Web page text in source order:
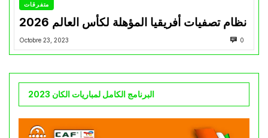
متفرقات
نظام تصفيات أفريقيا المؤهلة لكأس العالم 2026
Octobre 23, 2023 0
البرنامج الكامل لمباريات الكان 2023